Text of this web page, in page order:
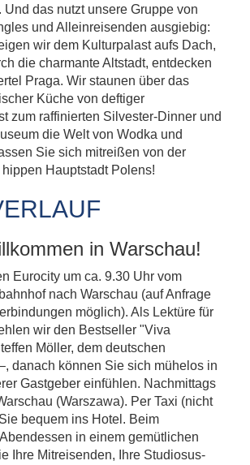
Und das nutzt unsere Gruppe von
und Alleinreisenden ausgiebig:
wir dem Kulturpalast aufs Dach,
die charmante Altstadt, entdecken
Praga. Wir staunen über das
Küche von deftiger
zum raffinierten Silvester-Dinner und
die Welt von Wodka und
Sie sich mitreißen von der
Hauptstadt Polens!
in Warschau!
Eurocity um ca. 9.30 Uhr vom
nach Warschau (auf Anfrage
möglich). Als Lektüre für
wir den Bestseller "Viva
Möller, dem deutschen
danach können Sie sich mühelos in
Gastgeber einfühlen. Nachmittags
(Warszawa). Per Taxi (nicht
bequem ins Hotel. Beim
in einem gemütlichen
Ihre Mitreisenden, Ihre Studiosus-